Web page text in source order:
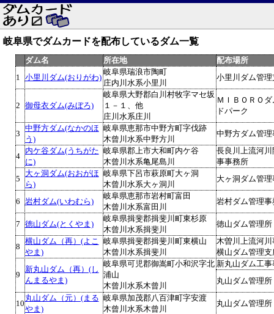
岐阜県でダムカードを配布しているダム一覧
ダム名 所在地
配布場所
1 小里川ダム(おりがわ)
岐阜県瑞浪市陶町
庄内川水系小里川
小里川ダム管理
2 御母衣ダム(みぼろ)
岐阜県大野郡白川村牧字マセ坂
１－１、他
庄川水系庄川
ＭＩＢＯＲＯダ
ドパーク
3
中野方ダム(なかのほ
う)
岐阜県恵那市中野方町字伐跡
木曾川水系中野方川
中野方ダム管理
4
内ケ谷ダム(うちがた
に)
岐阜県郡上市大和町内ケ谷
木曾川水系亀尾島川
長良川上流河川
事事務所
5
大ヶ洞ダム(おおがほ
ら)
岐阜県下呂市萩原町大ヶ洞
木曾川水系大ヶ洞川
大ヶ洞ダム管理
6 岩村ダム(いわむら)
岐阜県恵那市岩村町富田
木曾川水系富田川
岩村ダム管理事
7 徳山ダム(とくやま)
岐阜県揖斐郡揖斐川町東杉原
木曾川水系揖斐川
徳山ダム管理所
8
横山ダム（再）(よこ
やま)
岐阜県揖斐郡揖斐川町東横山
木曾川水系揖斐川
木曽川上流河川
横山ダム管理支
9
新丸山ダム（再）(し
んまるやま)
岐阜県可児郡御嵩町小和沢字北
浦山
木曾川水系木曾川
新丸山ダム工事
丸山ダム管理所
10
丸山ダム（元）(まる
やま)
岐阜県加茂郡八百津町字安渡
木曾川水系木曾川
丸山ダム管理所